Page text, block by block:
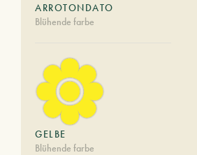
ARROTONDATO
Blühende farbe
GELBE
Blühende farbe